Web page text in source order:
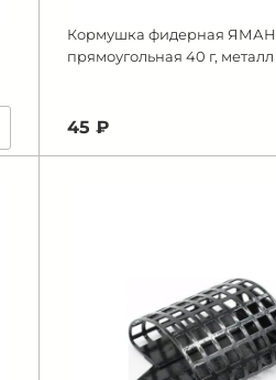
Кормушка фидерная ЯМАН
прямоугольная 40 г, металл
45 ₽